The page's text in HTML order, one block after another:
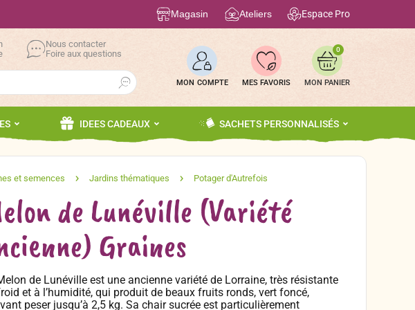
Magasin Ateliers Espace Pro
Nous contacter
Foire aux questions
Search Button
MON COMPTE MES FAVORIS
0
IDEES CADEAUX SACHETS PERSONNALISÉS
de Lunéville (Variété
Graines
de Lunéville est une ancienne variété de Lorraine, très résistante
et à l’humidité, qui produit de beaux fruits ronds, vert foncé,
peser jusqu’à 2,5 kg. Sa chair sucrée est particulièrement